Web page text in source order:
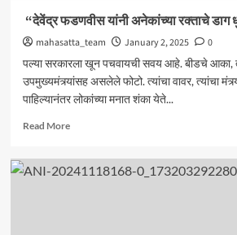
“देवेंद्र फडणवीस यांनी अनेकांच्या रक्ताचे डाग
mahasatta_team January 2, 2025
0
पल्या सरकारला खून पचवायची सवय आहे. बीडचे आका,
उपमुख्यमंत्र्यांसह असलेले फोटो. त्यांचा वावर, त्यांचा
पाहिल्यानंतर लोकांच्या मनात शंका येते...
Read MoreRead
“देवेंद्र